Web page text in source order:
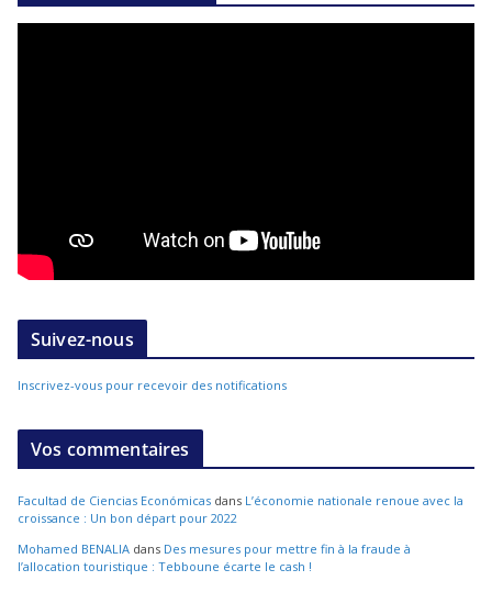
Suivez-nous
Inscrivez-vous pour recevoir des notifications
Vos commentaires
Facultad de Ciencias Económicas dans L’économie nationale renoue avec la
croissance : Un bon départ pour 2022
Mohamed BENALIA dans Des mesures pour mettre fin à la fraude à
l’allocation touristique : Tebboune écarte le cash !